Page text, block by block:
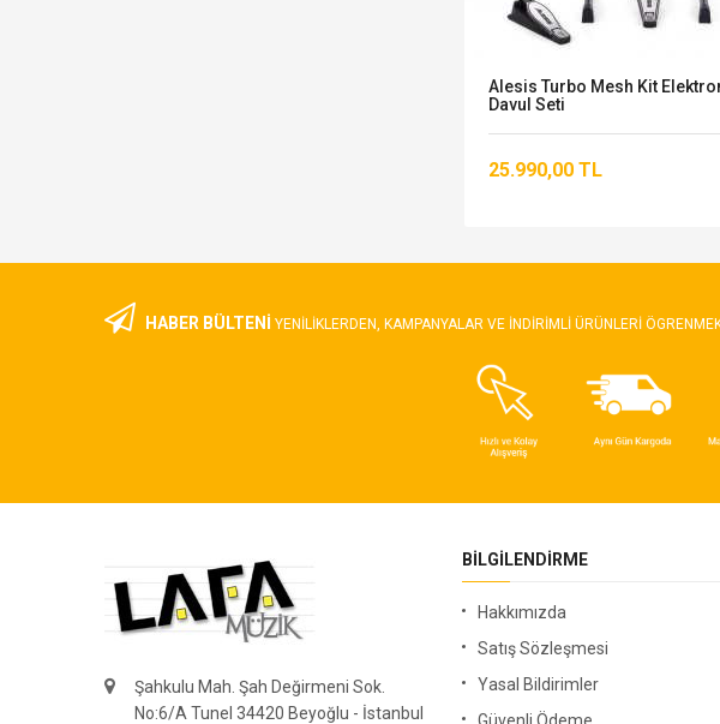
Alesis Turbo Mesh Kit
Davul Seti
25.990,00 TL
HABER BÜLTENİ YENILIKLERDEN, KAMPANYALAR VE INDIRIMLI ÜRÜNLERI
Şahkulu Mah. Şah Değirmeni Sok.
No:6/A Tunel 34420 Beyoğlu - İstanbul
BILGILENDIRME
Hakkımızda
Satış Sözleşmesi
Yasal Bildirimler